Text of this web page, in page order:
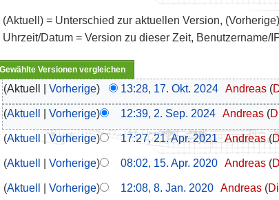
(Aktuell) = Unterschied zur aktuellen Version,
Uhrzeit/Datum = Version zu dieser Zeit,
Aktuell Vorherige 13:28, 17. Okt. 2024‎ Andreas
Aktuell Vorherige 12:39, 2. Sep. 2024‎ Andreas
Aktuell Vorherige 17:27, 21. Apr. 2021‎ Andreas
Aktuell Vorherige 08:02, 15. Apr. 2020‎ Andreas
Aktuell Vorherige 12:08, 8. Jan. 2020‎ Andreas